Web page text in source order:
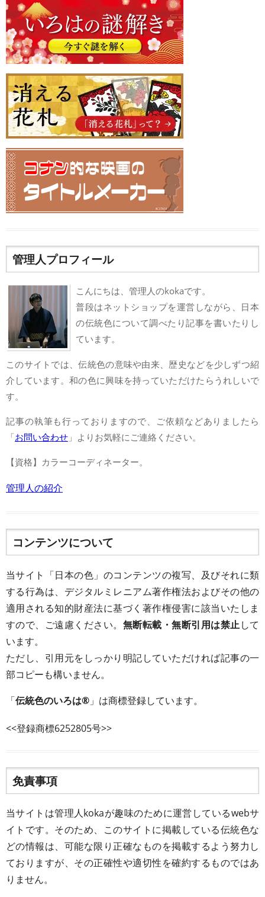
管理人プロフィール
こんにちは、管理人のkokaです。
普段はネットショップを運営しながら、日本
の伝統色について調べたり記事を書いたりし
ています。
このサイトでは、伝統色の意味や由来、歴史などを少しずつ紹
介しています。和の色に興味を持っていただけたらうれしいで
す。
記事の執筆も行っておりますので、ご依頼などありましたら
「お問い合わせ 」よりお気軽にご連絡ください。
【資格】カラーコーディネーター。
管理人の紹介
コンテンツについて
当サイト「日本の色」のコンテンツの複写、及びそれに類
する行為は、デジタルミレニアム著作権法およびその他の
適用される知的財産法に基づく著作権侵害に該当いたしま
すので、ご遠慮ください。 無断転載・無断引用は禁止して
います。
ただし、引用元をしっかり明記していただければ記事の一
部コピーも構いません。
「伝統色のいろは® 」は商標登録しています。
<<登録商標6252805号>>
免責事項
当サイトは管理人kokaが趣味のために運営しているwebサ
イトです。そのため、このサイトに掲載している伝統色な
どの情報は、可能な限り正確なものを掲載するよう努力し
ておりますが、その正確性や適切性を確約するものではあ
りません。